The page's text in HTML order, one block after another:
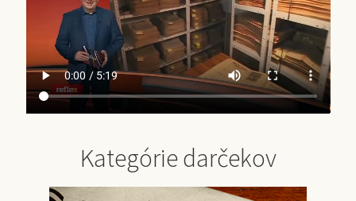
Kategórie darčekov